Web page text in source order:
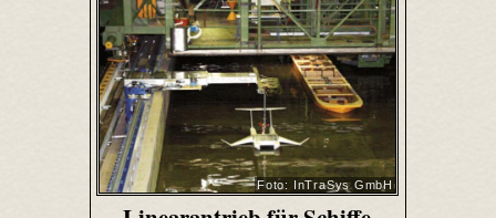
Foto: InTraSys GmbH